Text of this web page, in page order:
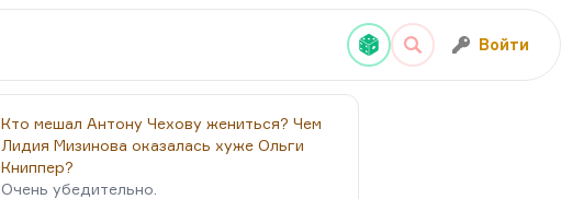
Войти
Кто мешал Антону Чехову жениться? Чем
Лидия Мизинова оказалась хуже Ольги
Книппер?
Очень убедительно.